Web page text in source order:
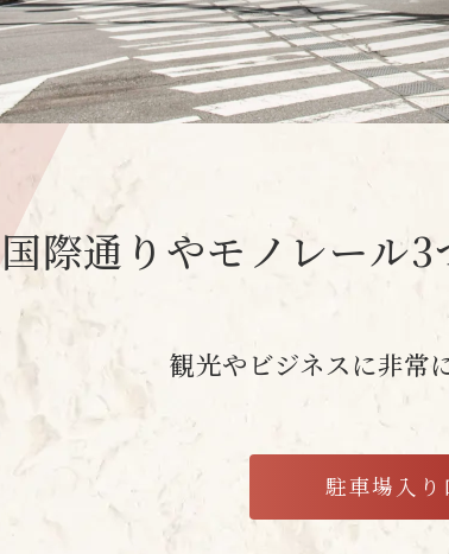
国際通りやモノレール
観光やビジネスに非常
駐車場入り